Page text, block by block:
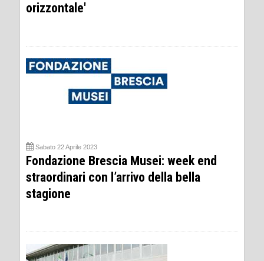
orizzontale'
Sabato 22 Aprile 2023
Fondazione Brescia Musei: week end
straordinari con l’arrivo della bella
stagione